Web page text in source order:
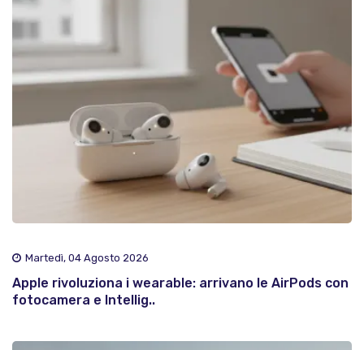
Martedì, 04 Agosto 2026
Apple rivoluziona i wearable: arrivano le AirPods con
fotocamera e Intellig..